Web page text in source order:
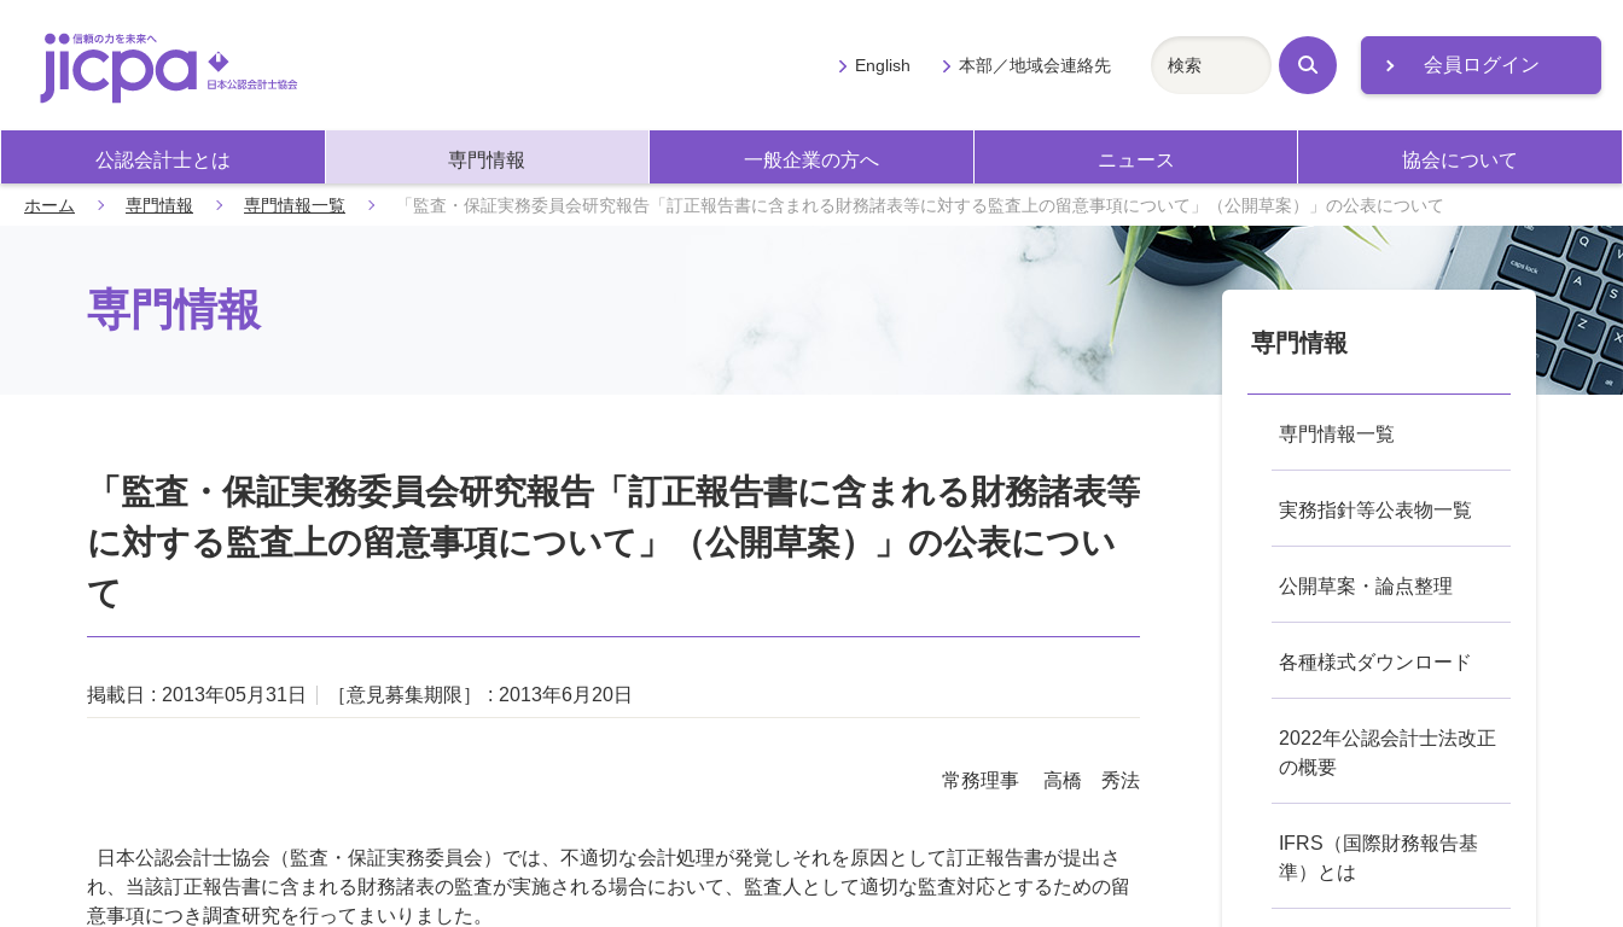
会員ログイン
公認会計士とは 専門情報 一般企業の方へ ニュース 協会について
English 本部／地域会連絡先
検
索
ホーム 専門情報 専門情報一覧 「監査・保証実務委員会研究報告「訂正報告書に含まれる財務諸表等に対する監査上の留意事項について」（公開草案）」の公表について
専門情報
「監査・保証実務委員会研究報告「訂正報告書に含まれる財務諸表等
に対する監査上の留意事項について」（公開草案）」の公表につい
て
掲載日 2013年05月31日 ［意見募集期限］ 2013年6月20日
常務理事 高橋 秀法
日本公認会計士協会（監査・保証実務委員会）では、不適切な会計処理が発覚しそれを原因として訂正報告書が提出さ
れ、当該訂正報告書に含まれる財務諸表の監査が実施される場合において、監査人として適切な監査対応とするための留
意事項につき調査研究を行ってまいりました。
専門情報
専門情報一覧
実務指針等公表物一覧
公開草案・論点整理
各種様式ダウンロード
2022年公認会計士法改正
の概要
IFRS（国際財務報告基
準）とは